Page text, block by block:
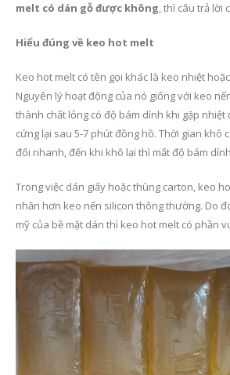
melt có dán gỗ được không, thì câu trả lời
Hiểu đúng về keo hot melt
Keo hot melt có tên gọi khác là keo nhiệt
Nguyên lý hoạt động của nó giống với keo
thành chất lỏng có độ bám dính khi gặp nhiệt
cứng lại sau 5-7 phút đồng hồ. Thời gian khô
đối nhanh, đến khi khô lại thì mất độ bám
Trong việc dán giấy hoặc thùng carton, keo
nhăn hơn keo nến silicon thông thường. Do
mỹ của bề mặt dán thì keo hot melt có phần